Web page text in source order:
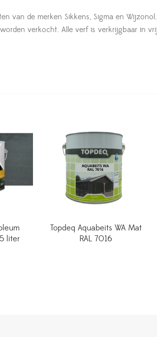
van de merken Sikkens, Sigma en
verkocht. Alle verf is verkrijgbaar in
liter
Topdeq Aquabeits WA Mat
RAL 7016